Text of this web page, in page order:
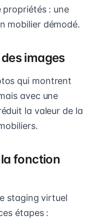
propriétés : une
mobilier démodé.
images
qui montrent
avec une
la valeur de la
fonction
staging virtuel
étapes :